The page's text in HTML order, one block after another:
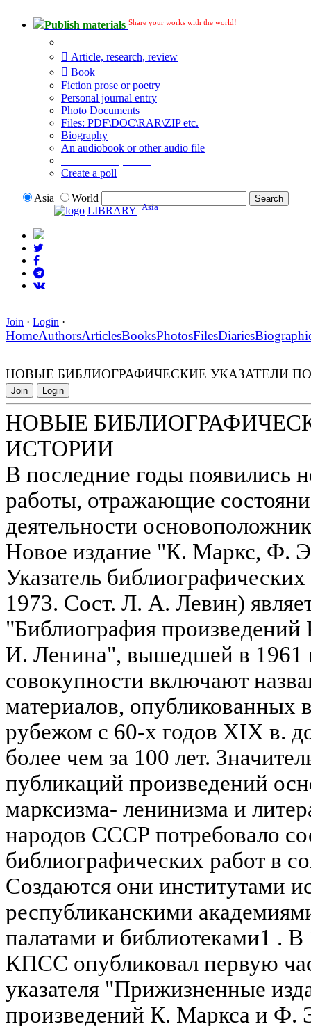
Publish materials Share your works with the world!
Article, research, review
Book
Fiction prose or poetry
Personal journal entry
Photo Documents
Files: PDF\DOC\RAR\ZIP etc.
Biography
An audiobook or other audio file
Create a poll
Asia
World
LIBRARY Asia
Join · Login ·
HomeAuthorsArticlesBooksPhotosFilesDiaries
НОВЫЕ БИБЛИОГРАФИЧЕСКИЕ УКАЗАТЕЛИ
Join Login
НОВЫЕ
ИСТОРИИ
В последние годы появились
работы, отражающие
деятельности
Новое издание "К. Маркс, Ф.
Указатель
1973. Сост. Л. А. Левин)
"Библиография
И. Ленина", вышедшей в 1961
совокупности включают
материалов, опубликованных
рубежом с 60-х годов XIX в.
более чем за 100 лет.
публикаций произведений
марксизма- ленинизма и
народов СССР потребовало
библиографических работ в
Создаются они институтами
республиканскими
палатами и библиотеками1 .
КПСС опубликовал первую
указателя "Прижизненные
произведений К. Маркса и Ф.